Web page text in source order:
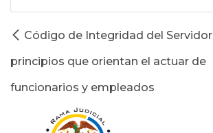
Código de Integridad del
principios que orientan el actuar de
funcionarios y empleados